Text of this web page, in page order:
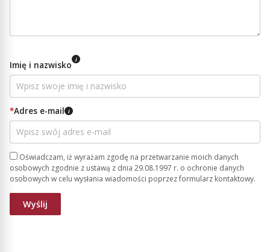
Imię i nazwisko i
*Adres e-mail i
Oświadczam, iż wyrażam zgodę na przetwarzanie moich danych
osobowych zgodnie z ustawą z dnia 29.08.1997 r. o ochronie danych
osobowych w celu wysłania wiadomości poprzez formularz kontaktowy.